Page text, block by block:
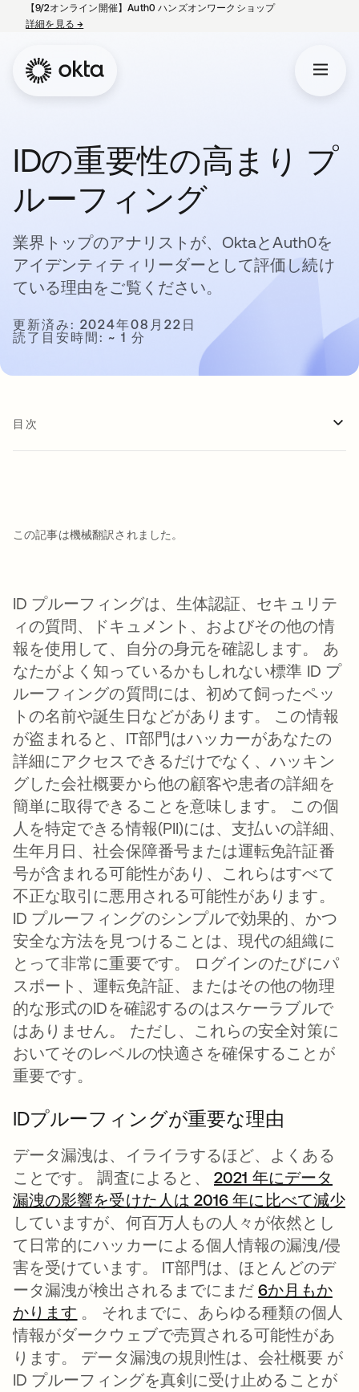
【9/2オンライン開催】Auth0 ハンズオンワークショップ
詳細を見る→
IDの重要性の高まり プ
ルーフィング
業界トップのアナリストが、OktaとAuth0を
アイデンティティリーダーとして評価し続け
ている理由をご覧ください。
更新済み: 2024年08月22日
読了目安時間: ~ 1 分
目次
この記事は機械翻訳されました。
ID プルーフィングは、生体認証、セキュリテ
ィの質問、ドキュメント、およびその他の情
報を使用して、自分の身元を確認します。 あ
なたがよく知っているかもしれない標準 ID プ
ルーフィングの質問には、初めて飼ったペッ
トの名前や誕生日などがあります。 この情報
が盗まれると、IT部門はハッカーがあなたの
詳細にアクセスできるだけでなく、ハッキン
グした会社概要から他の顧客や患者の詳細を
簡単に取得できることを意味します。 この個
人を特定できる情報(PII)には、支払いの詳細、
生年月日、社会保障番号または運転免許証番
号が含まれる可能性があり、これらはすべて
不正な取引に悪用される可能性があります。
ID プルーフィングのシンプルで効果的、かつ
安全な方法を見つけることは、現代の組織に
とって非常に重要です。 ログインのたびにパ
スポート、運転免許証、またはその他の物理
的な形式のIDを確認するのはスケーラブルで
はありません。 ただし、これらの安全対策に
おいてそのレベルの快適さを確保することが
重要です。
IDプルーフィングが重要な理由
データ漏洩は、イライラするほど、よくある
ことです。 調査によると、2021 年にデータ
漏洩の影響を受けた人は 2016 年に比べて減少
していますが、何百万人もの人々が依然とし
て日常的にハッカーによる個人情報の漏洩/侵
害を受けています。 IT部門は、ほとんどのデ
ータ漏洩が検出されるまでにまだ6か月もか
かります 新しいタブで開く
。 それまでに、あらゆる種類の個人
情報がダークウェブで売買される可能性があ
ります。 データ漏洩の規則性は、会社概要 が
ID プルーフィングを真剣に受け止めることが